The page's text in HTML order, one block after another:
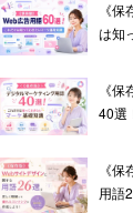
《
は知
《
40選
《
用語